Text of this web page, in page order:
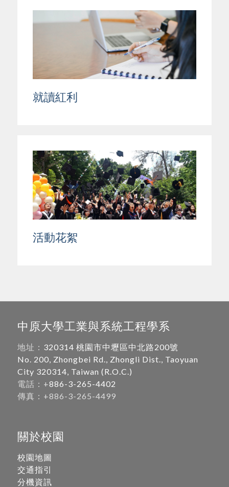
就讀紅利
活動花絮
中原大學工業與系統工程學系
地址： 320314 桃園市中壢區中北路200號
No. 200, Zhongbei Rd., Zhongli Dist., Taoyuan
City 320314, Taiwan (R.O.C.)
電話：+886-3-265-4402
傳真：+886-3-265-4499
關於校園
校園地圖
交通指引
分機資訊